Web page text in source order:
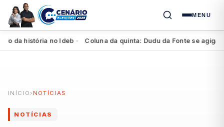
MENU
história no Ideb ● Coluna da quinta: Dudu da Fonte se agiganta
INÍCIO › NOTÍCIAS
NOTÍCIAS